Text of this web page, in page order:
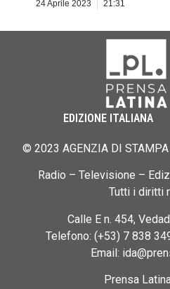
24 Aprile 2023 21:31
EDIZIONE ITALIANA
© 2023 AGENZIA DI STAMPA
Radio – Televisione –
Tutti i diritti
Calle E n. 454,
Telefono: (+53) 7 838
Email:
Prensa